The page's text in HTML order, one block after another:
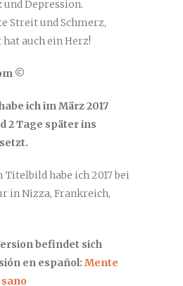
Depression.
Streit und Schmerz,
auch ein Herz!
©
ich im März 2017
2 Tage später ins
Titelbild habe ich 2017 bei
in Nizza, Frankreich,
befindet sich
en español: Mente